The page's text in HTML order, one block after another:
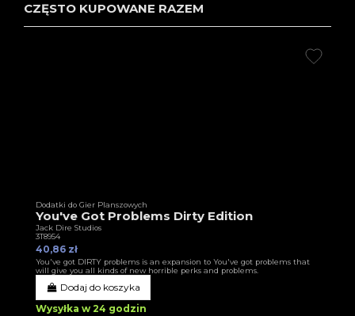
CZĘSTO KUPOWANE RAZEM
Dodatki do Gier Planszowych
You've Got Problems Dirty Edition
Jack Dire Studios
3T8954
40,86 zł
You've got DIRTY problems is an expansion to You've got problems that
will give you all kinds of new horrible perks and problems.
Dodaj do koszyka
Wysyłka w 24 godzin